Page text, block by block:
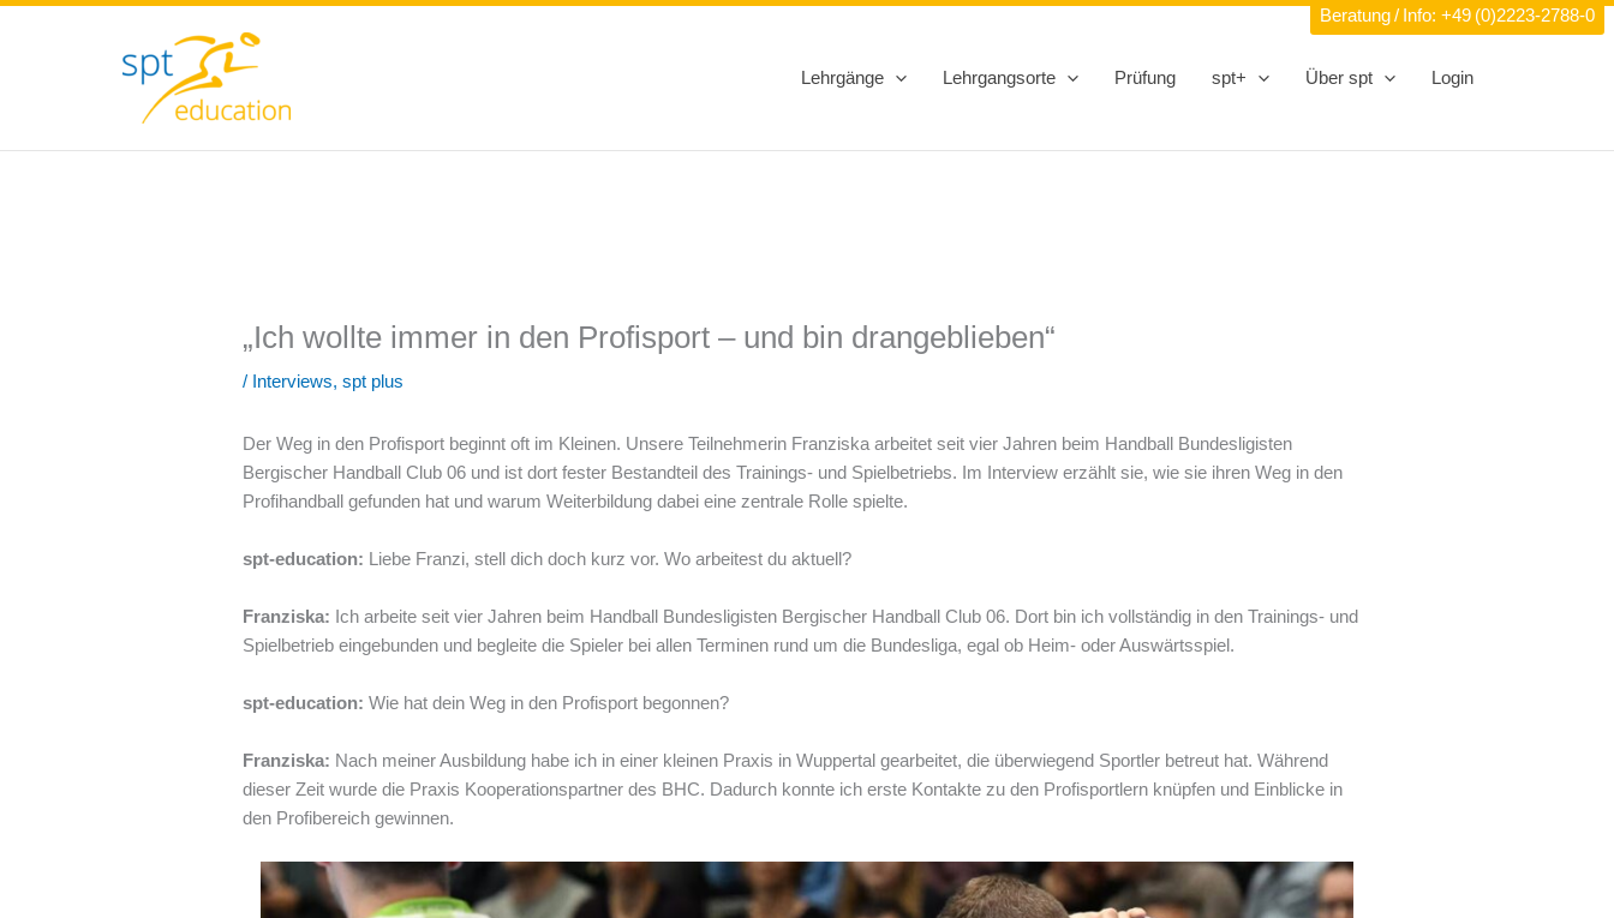
Zum
Beratung / Info: +49 (0)2223-2788-0
Lehrgänge Lehrgangsorte Prüfung spt+ Über spt Login
„Ich wollte immer in den Profisport – und bin drangeblieben“
/ Interviews,spt plus
Der Weg in den Profisport beginnt oft im Kleinen. Unsere Teilnehmerin Franziska arbeitet seit vier Jahren beim Handball Bundesligisten
Bergischer Handball Club 06 und ist dort fester Bestandteil des Trainings- und Spielbetriebs. Im Interview erzählt sie, wie sie ihren Weg in den
Profihandball gefunden hat und warum Weiterbildung dabei eine zentrale Rolle spielte.
spt-education: Liebe Franzi, stell dich doch kurz vor. Wo arbeitest du aktuell?
Franziska: Ich arbeite seit vier Jahren beim Handball Bundesligisten Bergischer Handball Club 06. Dort bin ich vollständig in den Trainings- und
Spielbetrieb eingebunden und begleite die Spieler bei allen Terminen rund um die Bundesliga, egal ob Heim- oder Auswärtsspiel.
spt-education: Wie hat dein Weg in den Profisport begonnen?
Franziska: Nach meiner Ausbildung habe ich in einer kleinen Praxis in Wuppertal gearbeitet, die überwiegend Sportler betreut hat. Während
dieser Zeit wurde die Praxis Kooperationspartner des BHC. Dadurch konnte ich erste Kontakte zu den Profisportlern knüpfen und Einblicke in
den Profibereich gewinnen.